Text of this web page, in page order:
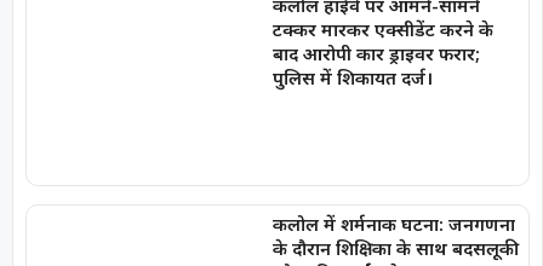
टक्कर मारकर एक्सीडेंट करने के
बाद आरोपी कार ड्राइवर फरार;
पुलिस में शिकायत दर्ज।
कलोल में शर्मनाक घटना: जनगणना
के दौरान शिक्षिका के साथ बदसलूकी